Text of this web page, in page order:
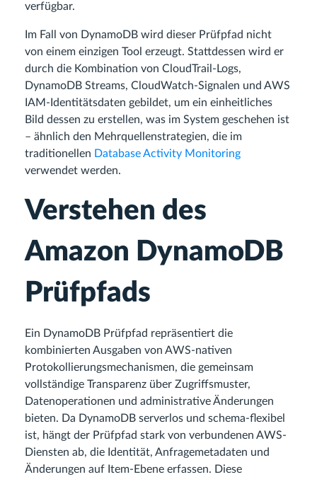
verfügbar.
Im Fall von DynamoDB wird dieser Prüfpfad nicht
von einem einzigen Tool erzeugt. Stattdessen wird er
durch die Kombination von CloudTrail-Logs,
DynamoDB Streams, CloudWatch-Signalen und AWS
IAM-Identitätsdaten gebildet, um ein einheitliches
Bild dessen zu erstellen, was im System geschehen ist
– ähnlich den Mehrquellenstrategien, die im
traditionellen Database Activity Monitoring
verwendet werden.
Verstehen des
Amazon DynamoDB
Prüfpfads
Ein DynamoDB Prüfpfad repräsentiert die
kombinierten Ausgaben von AWS-nativen
Protokollierungsmechanismen, die gemeinsam
vollständige Transparenz über Zugriffsmuster,
Datenoperationen und administrative Änderungen
bieten. Da DynamoDB serverlos und schema-flexibel
ist, hängt der Prüfpfad stark von verbundenen AWS-
Diensten ab, die Identität, Anfragemetadaten und
Änderungen auf Item-Ebene erfassen. Diese